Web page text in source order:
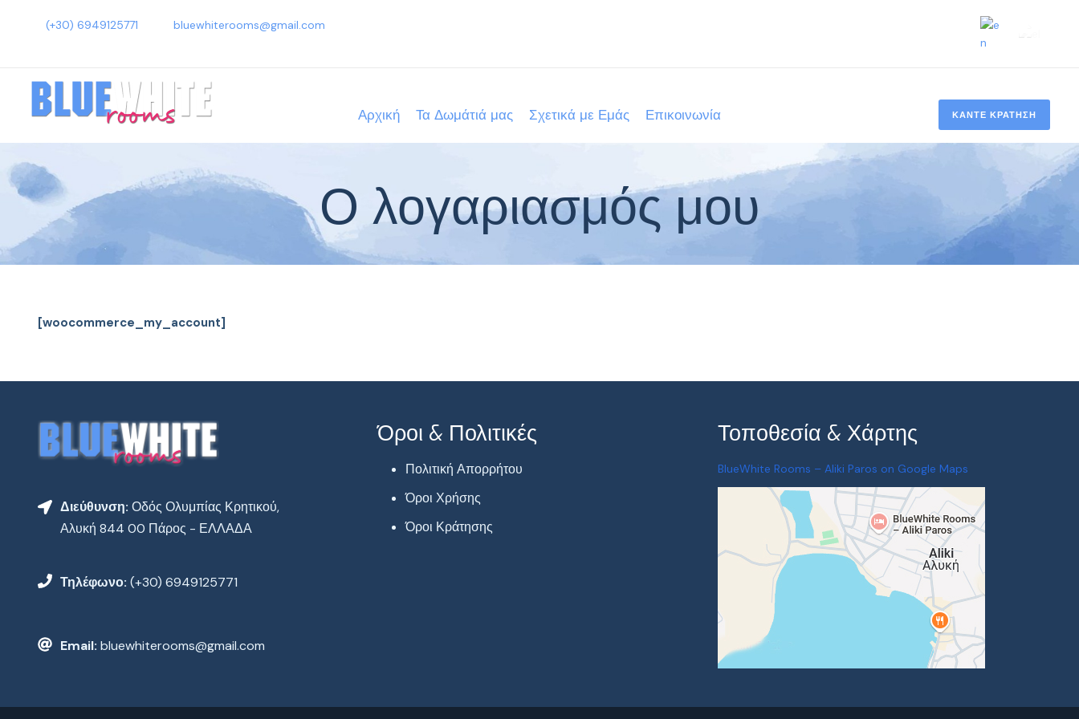
(+30) 6949125771 bluewhiterooms@gmail.com
Αρχική Τα Δωμάτιά μας Σχετικά με Εμάς Επικοινωνία ΚΑΝΤΕ ΚΡΑΤΗΣΗ
Ο λογαριασμός μου
[woocommerce_my_account]
Διεύθυνση: Οδός Ολυμπίας Κρητικού,
Αλυκή 844 00 Πάρος - ΕΛΛΑΔΑ
Τηλέφωνο: (+30) 6949125771
Email: bluewhiterooms@gmail.com
Όροι & Πολιτικές
Πολιτική Απορρήτου
Όροι Χρήσης
Όροι Κράτησης
Τοποθεσία & Χάρτης
BlueWhite Rooms – Aliki Paros on Google Maps